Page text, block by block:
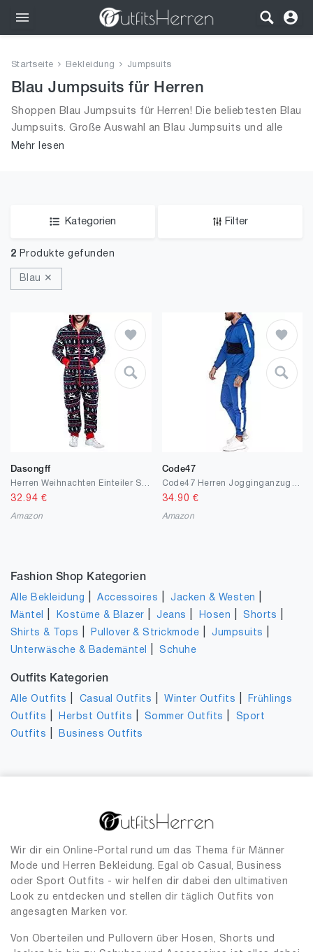
Bekleidung
Wäsche
Schuhe
Startseite Bekleidung Jumpsuits
Blau Jumpsuits für Herren
Shoppen Blau Jumpsuits für Herren! Die beliebtesten Blau
Jumpsuits. Große Auswahl an Blau Jumpsuits und alle
Trends aus 2026 für Männer!
Mehr lesen
Kategorien Filter
2 Produkte gefunden
Blau ✕
Dasongff
32.94 €
Amazon
Code47
34.90 €
Amazon
Fashion Shop Kategorien
Alle Bekleidung |Accessoires |Jacken & Westen
Mäntel Kostüme & Blazer |Jeans Hosen |Shorts
Shirts & Tops Pullover & Strickmode |Jumpsuits
Unterwäsche & Bademäntel |Schuhe
Outfits Kategorien
Alle Outfits Casual Outfits |Winter Outfits
Frühlings
Outfits
Herbst Outfits Sommer Outfits
Sport
Outfits
Business Outfits
Wir dir ein Online-Portal rund um das Thema für Männer
Mode und Herren Bekleidung. Egal ob Casual, Business
oder Sport Outfits - wir helfen dir dabei den ultimativen
Look zu entdecken und stellen dir täglich Outfits von
angesagten Marken vor.
Von Oberteilen und Pullovern über Hosen, Shorts und